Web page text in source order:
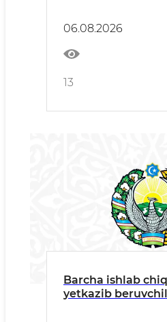
06.08.2026
13
Barcha ishlab
yetkazib